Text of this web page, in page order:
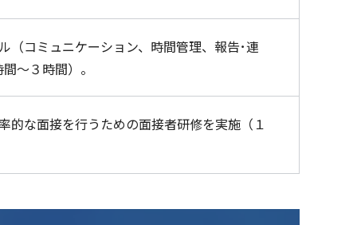
（コミュニケーション、時間管理、報告･連
～３時間）。
的な面接を行うための面接者研修を実施（１